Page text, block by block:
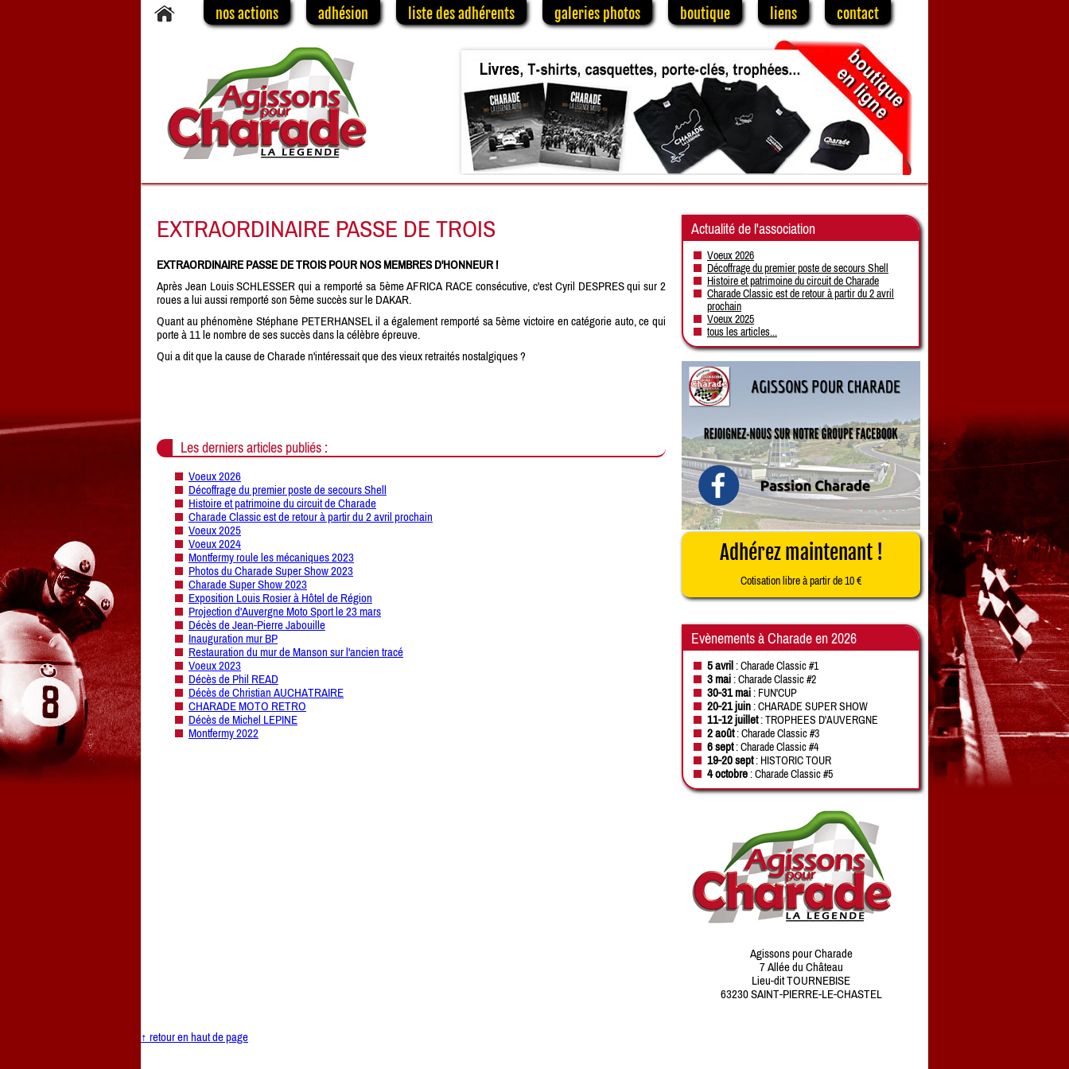
nos actions adhésion liste des adhérents galeries photos boutique liens contact
EXTRAORDINAIRE PASSE DE TROIS
EXTRAORDINAIRE PASSE DE TROIS POUR NOS MEMBRES D'HONNEUR !
Après Jean Louis SCHLESSER qui a remporté sa 5ème AFRICA RACE consécutive, c'est Cyril DESPRES qui sur 2
roues a lui aussi remporté son 5ème succès sur le DAKAR.
Quant au phénomène Stéphane PETERHANSEL il a également remporté sa 5ème victoire en catégorie auto, ce qui
porte à 11 le nombre de ses succès dans la célèbre épreuve.
Qui a dit que la cause de Charade n'intéressait que des vieux retraités nostalgiques ?
Les derniers articles publiés :
Voeux 2026
Décoffrage du premier poste de secours Shell
Histoire et patrimoine du circuit de Charade
Charade Classic est de retour à partir du 2 avril prochain
Voeux 2025
Voeux 2024
Montfermy roule les mécaniques 2023
Photos du Charade Super Show 2023
Charade Super Show 2023
Exposition Louis Rosier à Hôtel de Région
Projection d'Auvergne Moto Sport le 23 mars
Décès de Jean-Pierre Jabouille
Inauguration mur BP
Restauration du mur de Manson sur l'ancien tracé
Voeux 2023
Décès de Phil READ
Décès de Christian AUCHATRAIRE
CHARADE MOTO RETRO
Décès de Michel LEPINE
Montfermy 2022
Actualité de l'association
Voeux 2026
Décoffrage du premier poste de secours Shell
Histoire et patrimoine du circuit de Charade
Charade Classic est de retour à partir du 2 avril
prochain
Voeux 2025
tous les articles...
Adhérez maintenant !
Cotisation libre à partir de 10 €
Evènements à Charade en 2026
5 avril: Charade Classic #1
3 mai: Charade Classic #2
30-31 mai: FUN'CUP
20-21 juin: CHARADE SUPER SHOW
11-12 juillet: TROPHEES D'AUVERGNE
2 août: Charade Classic #3
6 sept: Charade Classic #4
19-20 sept: HISTORIC TOUR
4 octobre: Charade Classic #5
Agissons pour Charade
7 Allée du Château
Lieu-dit TOURNEBISE
63230 SAINT-PIERRE-LE-CHASTEL
↑ retour en haut de page